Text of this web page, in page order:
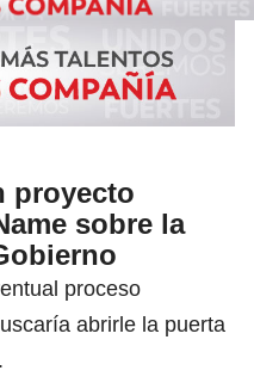
proyecto
sobre la
proceso
abrirle la puerta